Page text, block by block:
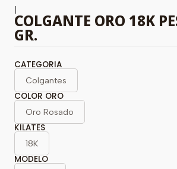
|
COLGANTE ORO 18K
GR.
CATEGORIA
Colgantes
COLOR ORO
Oro Rosado
KILATES
18K
MODELO